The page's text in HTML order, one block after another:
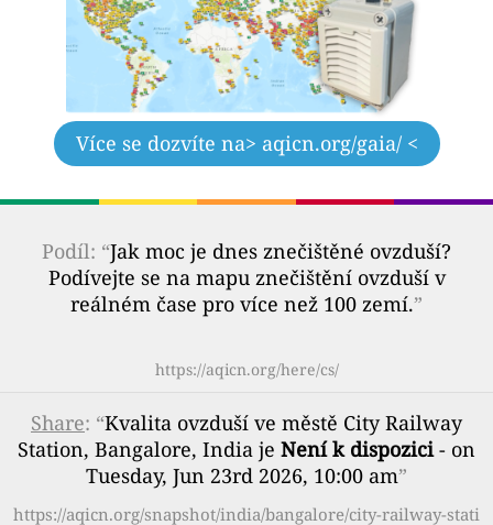
Více se dozvíte na> aqicn.org/gaia/ <
Podíl: “Jak moc je dnes znečištěné ovzduší?
Podívejte se na mapu znečištění ovzduší v
reálném čase pro více než 100 zemí.”
https://aqicn.org/here/cs/
Share: “Kvalita ovzduší ve městě City Railway
Station, Bangalore, India je Není k dispozici- on
Tuesday, Jun 23rd 2026, 10:00 am”
https://aqicn.org/snapshot/india/bangalore/city-railway-stati